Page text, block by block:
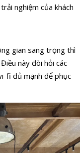
nghiệm của khách
gian sang trọng thì
này đòi hỏi các
fi đủ mạnh để phục